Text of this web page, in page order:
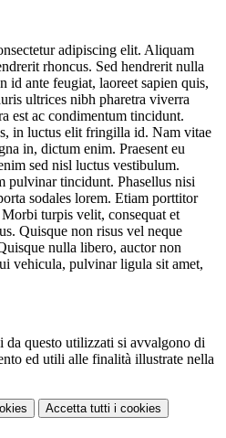
adipiscing elit. Aliquam
rhoncus. Sed hendrerit nulla
id ante feugiat, laoreet sapien quis,
ultrices nibh pharetra viverra
est ac condimentum tincidunt.
in luctus elit fringilla id. Nam vitae
in, dictum enim. Praesent eu
sed nisl luctus vestibulum.
pulvinar tincidunt. Phasellus nisi
sodales lorem. Etiam porttitor
turpis velit, consequat et
Quisque non risus vel neque
nulla libero, auctor non
vehicula, pulvinar ligula sit amet,
da questo utilizzati si avvalgono di
ed utili alle finalità illustrate nella
Accetta tutti i cookies